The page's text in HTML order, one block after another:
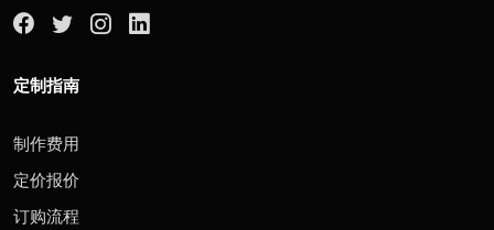
定制指南
制作费用
定价报价
订购流程